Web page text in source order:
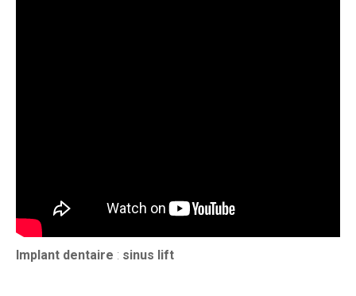
Implant dentaire : sinus lift